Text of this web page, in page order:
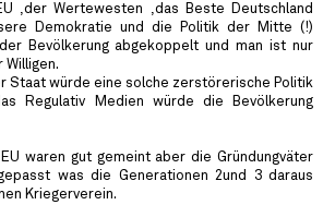
,der Wertewesten ,das Beste Deutschland
Demokratie und die Politik der Mitte (!)
Bevölkerung abgekoppelt und man ist nur
Willigen.
Staat würde eine solche zerstörerische Politik
Regulativ Medien würde die Bevölkerung
EU waren gut gemeint aber die Gründungväter
was die Generationen 2und 3 daraus
Kriegerverein.